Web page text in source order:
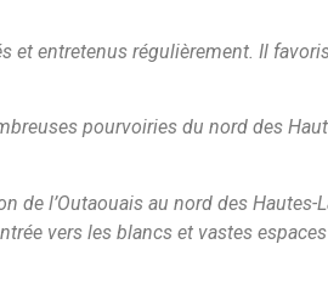
et entretenus régulièrement. Il
pourvoiries du nord des
de l’Outaouais au nord des Hautes-
vers les blancs et vastes